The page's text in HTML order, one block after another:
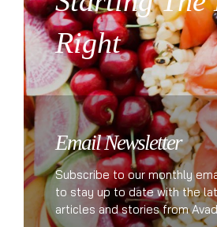
Right
Email Newsletter
Subscribe to our monthly
to stay up to date with the
articles and stories from